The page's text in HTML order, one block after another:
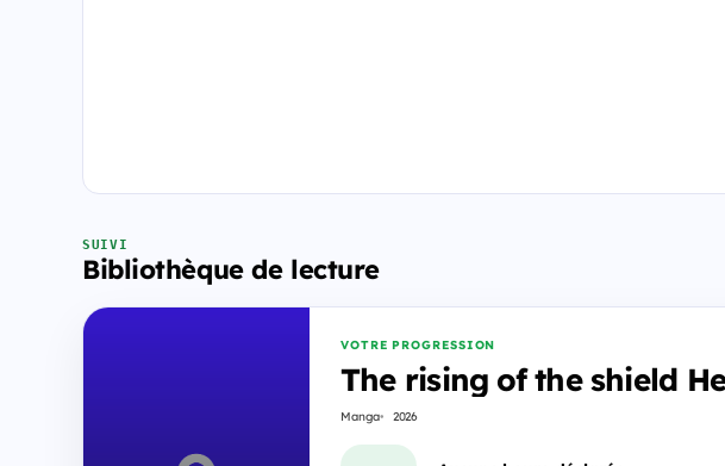
SUIVI
Bibliothèque de lecture
VOTRE PROGRESSION
The rising of the shield
Manga 2026